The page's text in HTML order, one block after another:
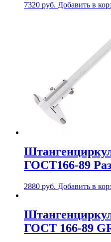
7320 руб. Добавить в
ГОСТ166-89
2880 руб. Добавить в
ГОСТ 166-89